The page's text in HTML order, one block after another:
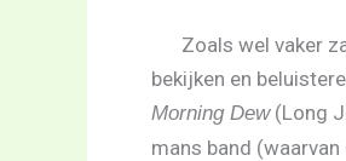
Zoals wel vaker
bekijken en
Morning Dew(Long
mans band